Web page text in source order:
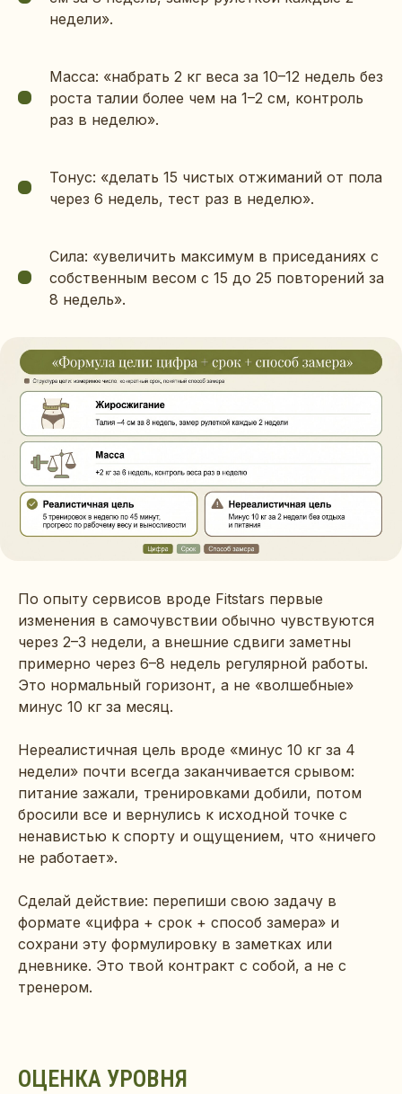
недели».
Масса: «набрать 2 кг веса за 10–12 недель без
роста талии более чем на 1–2 см, контроль
раз в неделю».
Тонус: «делать 15 чистых отжиманий от пола
через 6 недель, тест раз в неделю».
Сила: «увеличить максимум в приседаниях с
собственным весом с 15 до 25 повторений за
8 недель».
По опыту сервисов вроде Fitstars первые
изменения в самочувствии обычно чувствуются
через 2–3 недели, а внешние сдвиги заметны
примерно через 6–8 недель регулярной работы.
Это нормальный горизонт, а не «волшебные»
минус 10 кг за месяц.
Нереалистичная цель вроде «минус 10 кг за 4
недели» почти всегда заканчивается срывом:
питание зажали, тренировками добили, потом
бросили все и вернулись к исходной точке с
ненавистью к спорту и ощущением, что «ничего
не работает».
Сделай действие: перепиши свою задачу в
формате «цифра + срок + способ замера» и
сохрани эту формулировку в заметках или
дневнике. Это твой контракт с собой, а не с
тренером.
ОЦЕНКА УРОВНЯ